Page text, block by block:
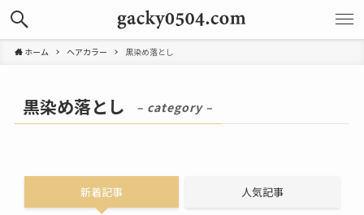
ホーム ヘアカラー 黒染め落とし
黒染め落とし – category –
新着記事 人気記事